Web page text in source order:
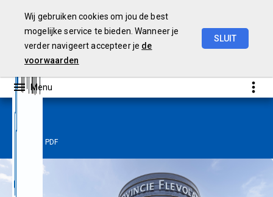
Wij gebruiken cookies om jou de best
mogelijke service te bieden. Wanneer je
verder navigeert accepteer je de
voorwaarden
SLUIT
PDF
PDF